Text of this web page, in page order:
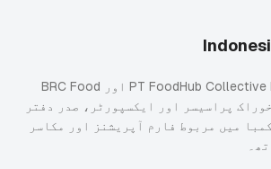
PT FoodHub Collective Indonesia — HACCP اور BRC Food
پراسیسر اور ایکسپورٹر، صدر دفتر
میں مربوط فارم آپریشنز اور مکاسر